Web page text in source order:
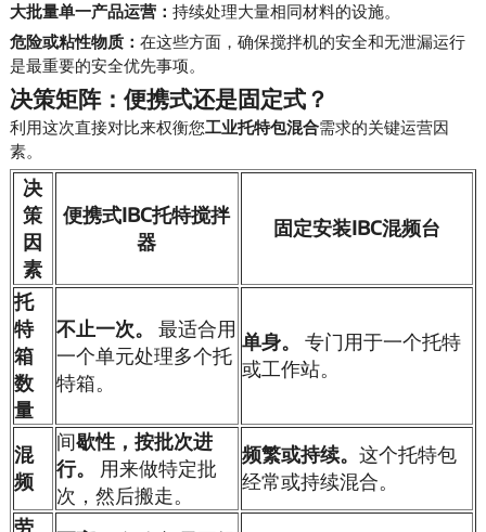
大批量单一产品运营： 持续处理大量相同材料的设施。
危险或粘性物质： 在这些方面，确保搅拌机的安全和无泄漏运行
是最重要的安全优先事项。
决策矩阵：便携式还是固定式？
利用这次直接对比来权衡您工业托特包混合需求的关键运营因
素。
决
策
因
素
便携式IBC托特搅拌
器
固定安装IBC混频台
托
特
箱
数
量
不止一次。
最适合用
一个单元处理多个托
特箱。
单身。
专门用于一个托特
或工作站。
混
频
间歇性，按批次进
行。
用来做特定批
次，然后搬走。
频繁或持续。 这个托特包
经常或持续混合。
劳